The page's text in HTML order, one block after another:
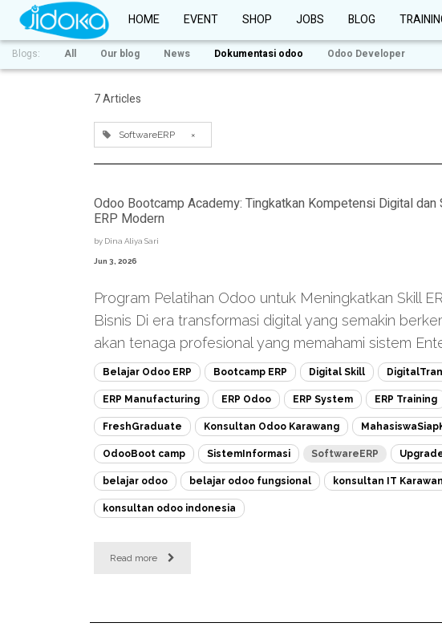
HOME EVENT SHOP JOBS BLOG
Blogs: All Our blog News Dokumentasi odoo Odoo Developer
7 Articles
SoftwareERP ×
Odoo Bootcamp Academy: Tingkatkan Kompetensi Digital dan
ERP Modern
by Dina Aliya Sari
Jun 3, 2026
Program Pelatihan Odoo untuk Meningkatkan Skill
Bisnis Di era transformasi digital yang semakin
akan tenaga profesional yang memahami sistem
Belajar Odoo ERP Bootcamp ERP Digital Skill
ERP Manufacturing ERP Odoo ERP System ERP Training
FreshGraduate Konsultan Odoo Karawang
OdooBoot camp SistemInformasi SoftwareERP
belajar odoo belajar odoo fungsional konsultan IT
konsultan odoo indonesia
Read more